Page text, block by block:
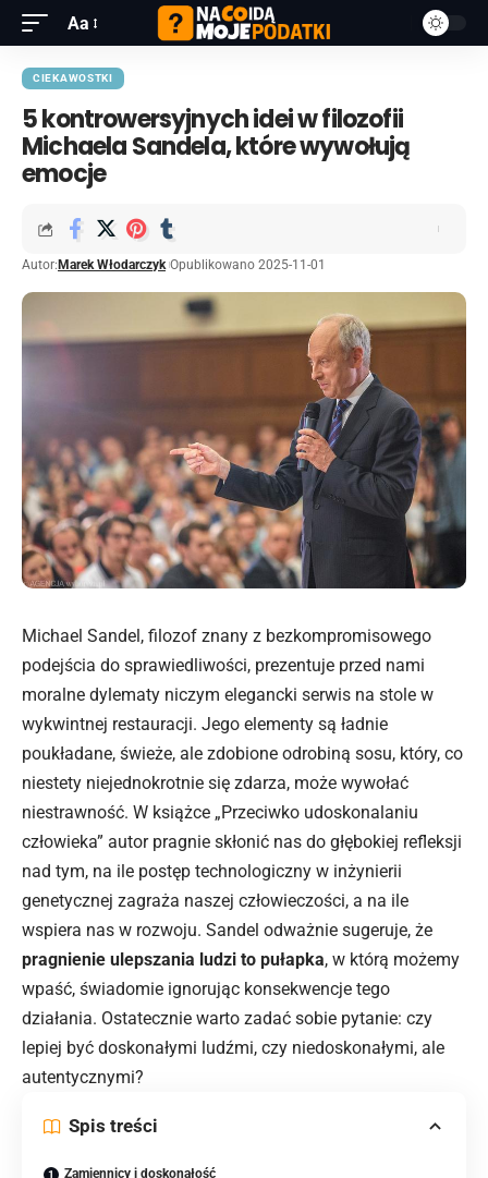
Aa
CIEKAWOSTKI
5 kontrowersyjnych idei w filozofii
Michaela Sandela, które wywołują
emocje
Autor: Marek Włodarczyk Opublikowano 2025-11-01
Michael Sandel, filozof znany z bezkompromisowego
podejścia do sprawiedliwości, prezentuje przed nami
moralne dylematy niczym elegancki serwis na stole w
wykwintnej restauracji. Jego elementy są ładnie
poukładane, świeże, ale zdobione odrobiną sosu, który, co
niestety niejednokrotnie się zdarza, może wywołać
niestrawność. W książce „Przeciwko udoskonalaniu
człowieka” autor pragnie skłonić nas do głębokiej refleksji
nad tym, na ile postęp technologiczny w inżynierii
genetycznej zagraża naszej człowieczości, a na ile
wspiera nas w rozwoju. Sandel odważnie sugeruje, że
pragnienie ulepszania ludzi to pułapka, w którą możemy
wpaść, świadomie ignorując konsekwencje tego
działania. Ostatecznie warto zadać sobie pytanie: czy
lepiej być doskonałymi ludźmi, czy niedoskonałymi, ale
autentycznymi?
Spis treści
Zamiennicy i doskonałość